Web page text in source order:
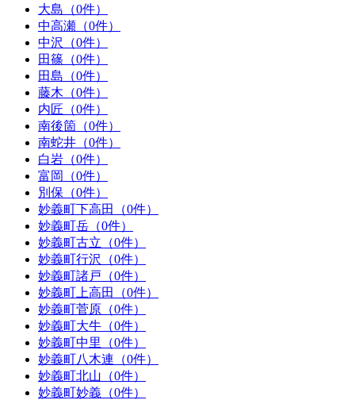
大島（0件）
中高瀬（0件）
中沢（0件）
田篠（0件）
田島（0件）
藤木（0件）
内匠（0件）
南後箇（0件）
南蛇井（0件）
白岩（0件）
富岡（0件）
別保（0件）
妙義町下高田（0件）
妙義町岳（0件）
妙義町古立（0件）
妙義町行沢（0件）
妙義町諸戸（0件）
妙義町上高田（0件）
妙義町菅原（0件）
妙義町大牛（0件）
妙義町中里（0件）
妙義町八木連（0件）
妙義町北山（0件）
妙義町妙義（0件）